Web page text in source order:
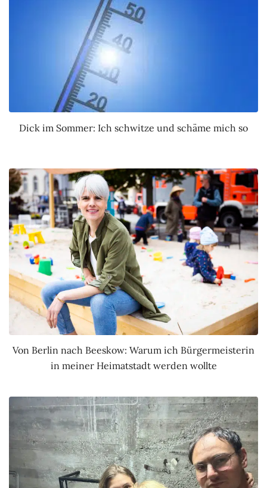
Dick im Sommer: Ich schwitze und schäme mich so
Von Berlin nach Beeskow: Warum ich Bürgermeisterin
in meiner Heimatstadt werden wollte